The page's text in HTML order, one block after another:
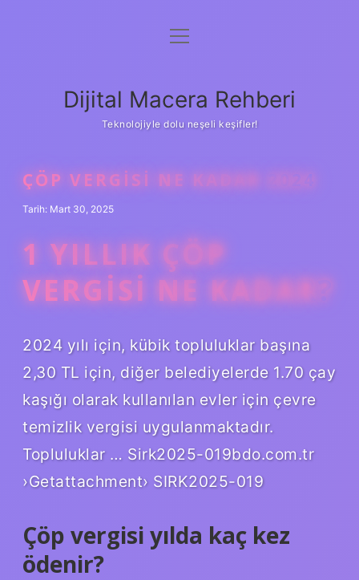
Anasayfa
Yasal Uyarı
menüyü
Dijital Macera Rehberi
Teknolojiyle dolu neşeli keşifler!
ÇÖP VERGISI NE KADAR 2024
Tarih: Mart 30, 2025
1 YILLIK ÇÖP
VERGISI NE KADAR?
2024 yılı için, kübik topluluklar başına
2,30 TL için, diğer belediyelerde 1.70 çay
kaşığı olarak kullanılan evler için çevre
temizlik vergisi uygulanmaktadır.
Topluluklar … Sirk2025-019bdo.com.tr
›Getattachment› SIRK2025-019
Çöp vergisi yılda kaç kez
ödenir?